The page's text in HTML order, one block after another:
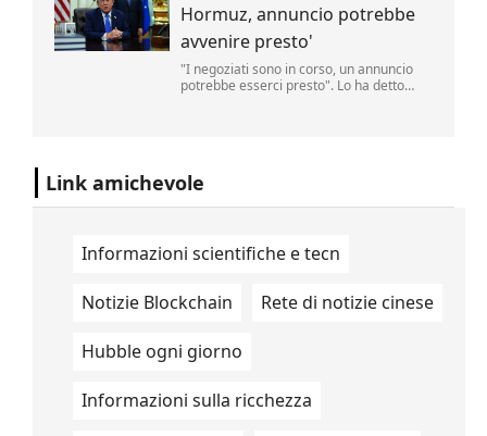
Hormuz, annuncio potrebbe
avvenire presto'
"I negoziati sono in corso, un annuncio
potrebbe esserci presto". Lo ha detto
Link amichevole
Informazioni scientifiche e tecn
Notizie Blockchain Rete di notizie cinese
Hubble ogni giorno
Informazioni sulla ricchezza